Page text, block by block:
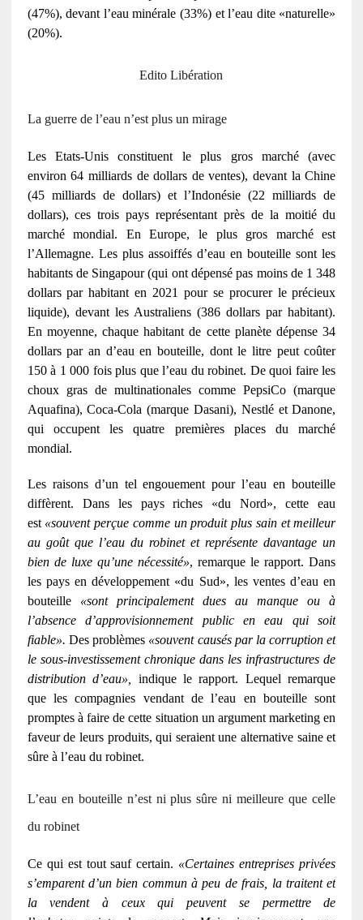
(47%), devant l’eau minérale (33%) et l’eau dite «naturelle»
(20%).
Edito Libération
La guerre de l’eau n’est plus un mirage
Les Etats-Unis constituent le plus gros marché (avec
environ 64 milliards de dollars de ventes), devant la Chine
(45 milliards de dollars) et l’Indonésie (22 milliards de
dollars), ces trois pays représentant près de la moitié du
marché mondial. En Europe, le plus gros marché est
l’Allemagne. Les plus assoiffés d’eau en bouteille sont les
habitants de Singapour (qui ont dépensé pas moins de 1 348
dollars par habitant en 2021 pour se procurer le précieux
liquide), devant les Australiens (386 dollars par habitant).
En moyenne, chaque habitant de cette planète dépense 34
dollars par an d’eau en bouteille, dont le litre peut coûter
150 à 1 000 fois plus que l’eau du robinet. De quoi faire les
choux gras de multinationales comme PepsiCo (marque
Aquafina), Coca-Cola (marque Dasani), Nestlé et Danone,
qui occupent les quatre premières places du marché
mondial.
Les raisons d’un tel engouement pour l’eau en bouteille
diffèrent. Dans les pays riches «du Nord», cette eau
est «souvent perçue comme un produit plus sain et meilleur
au goût que l’eau du robinet et représente davantage un
bien de luxe qu’une nécessité», remarque le rapport. Dans
les pays en développement «du Sud», les ventes d’eau en
bouteille «sont principalement dues au manque ou à
l’absence d’approvisionnement public en eau qui soit
fiable». Des problèmes «souvent causés par la corruption et
le sous-investissement chronique dans les infrastructures de
distribution d’eau»,
indique le rapport. Lequel remarque
que les compagnies vendant de l’eau en bouteille sont
promptes à faire de cette situation un argument marketing en
faveur de leurs produits, qui seraient une alternative saine et
sûre à l’eau du robinet.
L’eau en bouteille n’est ni plus sûre ni meilleure que celle
du robinet
Ce qui est tout sauf certain. «Certaines entreprises privées
s’emparent d’un bien commun à peu de frais, la traitent et
la vendent à ceux qui peuvent se permettre de